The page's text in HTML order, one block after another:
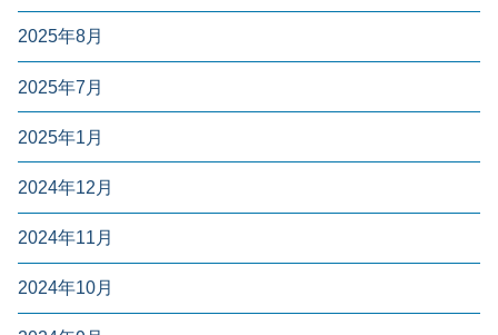
2025年8月
2025年7月
2025年1月
2024年12月
2024年11月
2024年10月